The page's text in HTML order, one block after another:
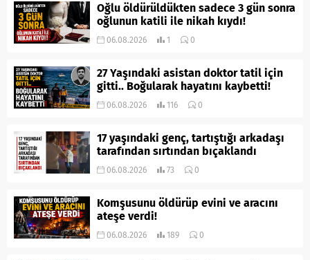
Oğlu öldürüldükten sadece 3 gün sonra
oğlunun katili ile nikah kıydı!
06.08.2026 1 0
27 Yaşındaki asistan doktor tatil için
gitti.. Boğularak hayatını kaybetti!
06.08.2026 116 0
17 yaşındaki genç, tartıştığı arkadaşı
tarafından sırtından bıçaklandı
06.08.2026 73 0
Komşusunu öldürüp evini ve aracını
ateşe verdi!
06.08.2026 189 0